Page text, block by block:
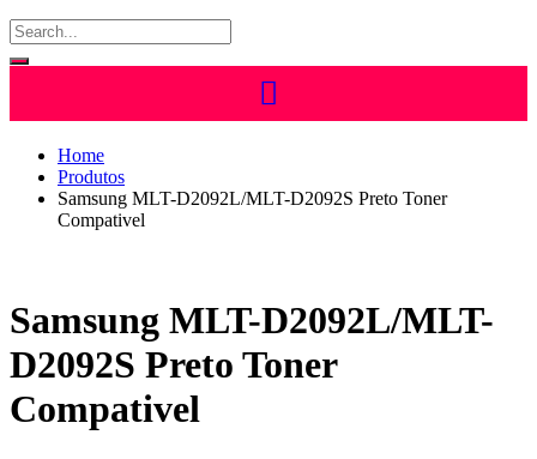
Home
Produtos
Samsung MLT-D2092L/MLT-D2092S Preto Toner
Compativel
Samsung MLT-D2092L/MLT-
D2092S Preto Toner
Compativel